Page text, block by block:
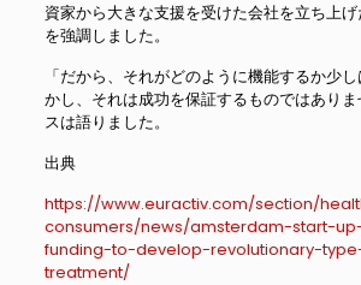
資家から大きな支援を受けた会社を立ち上
を強調しました。
「だから、それがどのように機能するか少
かし、それは成功を保証するものではあり
スは語りました。
出典
https://www.euractiv.com/section/
consumers/news/amsterdam-start-
funding-to-develop-revolutionary-
treatment/